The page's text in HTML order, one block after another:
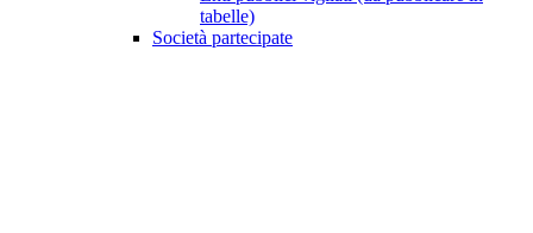
tabelle)
Società partecipate